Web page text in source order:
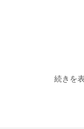
続きを